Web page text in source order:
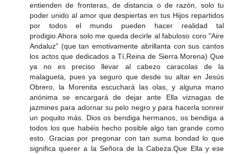
entienden de fronteras, de distancia o de razón, solo tu
poder unido al amor que despiertas en tus Hijos repartidos
por todos el mundo pueden hacer realidad tal
prodigio.Ahora solo me queda decirle al fabuloso coro "Aire
Andaluz" (que tan emotivamente abrillanta con sus cantos
los actos que dedicados a Tí,Reina de Sierra Morena) Que
ya no es preciso llevar al cabezo caracolas de la
malagueta, pues ya seguro que desde su altar en Jesús
Obrero, la Morenita escuchará las olas, y alguna mano
anónima se encargará de dejar ante Ella viznagas de
jazmines para adornar su pelo negro y para hacerla sonreir
un poquito más. Dios os bendiga hermanos, os bendiga a
todos los que habéis hecho posible algo tan grande como
esto. Gracias por pregonar con tan suma bondad lo que
significa querer a la Señora de la Cabeza.Que Ella y ese